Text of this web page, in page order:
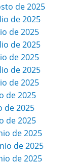
de 2025
de 2025
de 2025
de 2025
de 2025
de 2025
de 2025
de 2025
de 2025
de 2025
de 2025
de 2025
de 2025